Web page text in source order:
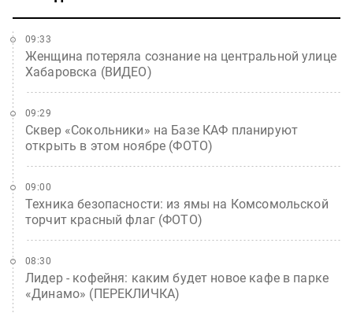
Женщина потеряла сознание на центральной улице
Хабаровска (ВИДЕО)
09:33
Сквер «Сокольники» на Базе КАФ планируют
открыть в этом ноябре (ФОТО)
09:29
Техника безопасности: из ямы на Комсомольской
торчит красный флаг (ФОТО)
09:00
Лидер - кофейня: каким будет новое кафе в парке
«Динамо» (ПЕРЕКЛИЧКА)
08:30